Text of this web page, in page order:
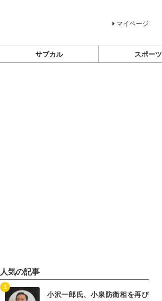
マイページ
サブカル スポーツ
人気の記事
小沢一郎氏、小泉防衛相を再び
1